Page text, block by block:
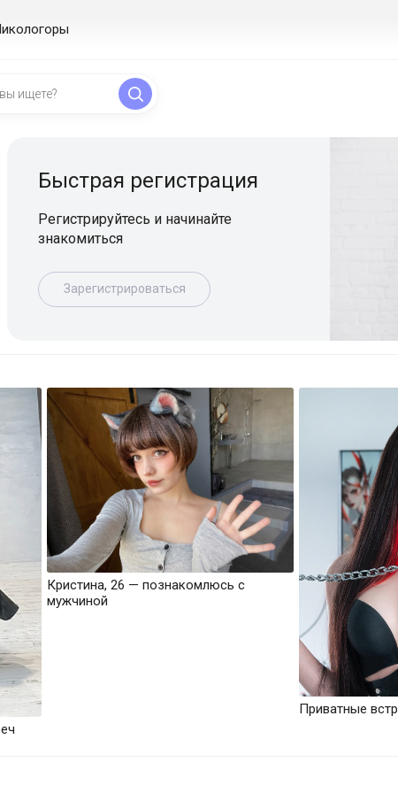
Быстрая регистрация
Регистрируйтесь и начинайте
знакомиться
Зарегистрироваться
Кристина, 26 — познакомлюсь с
мужчиной
Приватные